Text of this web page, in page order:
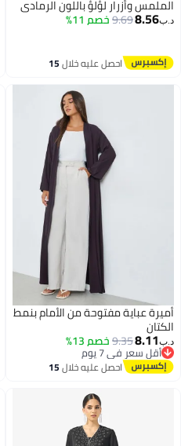
الملمس وأزرار لؤلؤ باللون الرمادي
د.ب‏8.56
9.69خصم 11%
احصل عليه خلال15
أميرة عباية مفتوحة من الأمام بنمط
الكتان
د.ب‏8.11
9.35خصم 13%
أقل سعر في 7 يوم
أقل سعر في 7 يوماحصل عليه خلال15